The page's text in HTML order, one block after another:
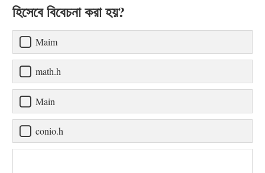
হিসেবে বিবেচনা করা হয়?
Maim
math.h
Main
conio.h